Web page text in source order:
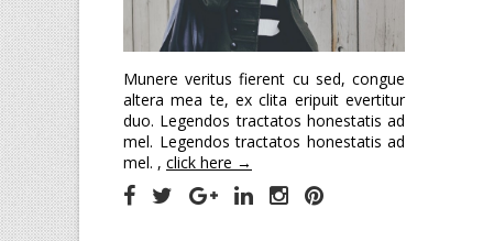
Munere veritus fierent cu sed, congue
altera mea te, ex clita eripuit evertitur
duo. Legendos tractatos honestatis ad
mel. Legendos tractatos honestatis ad
mel. , click here →